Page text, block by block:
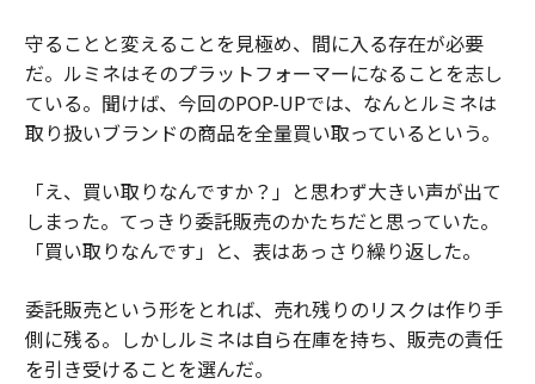
守ることと変えることを見極め、間に入る存在が必要
だ。ルミネはそのプラットフォーマーになることを志し
ている。聞けば、今回のPOP-UPでは、なんとルミネは
取り扱いブランドの商品を全量買い取っているという。
「え、買い取りなんですか？」と思わず大きい声が出て
しまった。てっきり委託販売のかたちだと思っていた。
「買い取りなんです」と、表はあっさり繰り返した。
委託販売という形をとれば、売れ残りのリスクは作り手
側に残る。しかしルミネは自ら在庫を持ち、販売の責任
を引き受けることを選んだ。